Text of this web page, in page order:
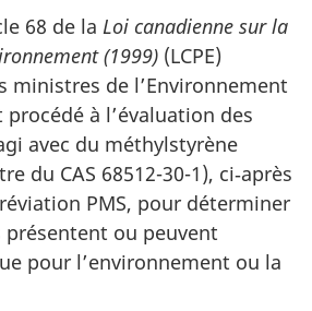
68 de la Loi canadienne sur la
(1999) (LCPE)
ministres de l’Environnement
à l’évaluation des
avec du méthylstyrène
du CAS 68512-30-1), ci‑après
PMS, pour déterminer
présentent ou peuvent
pour l’environnement ou la